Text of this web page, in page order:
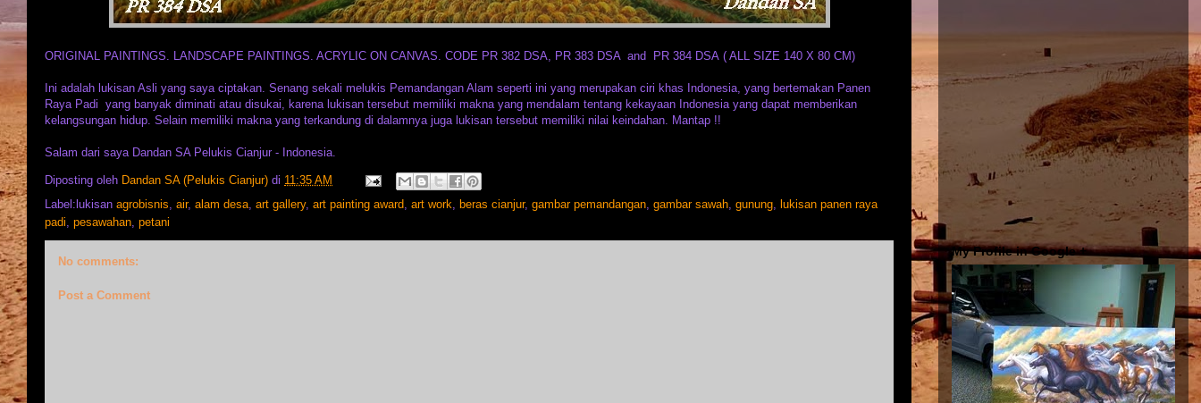
ORIGINAL PAINTINGS. LANDSCAPE PAINTINGS. ACRYLIC ON CANVAS. CODE PR 382 DSA, PR 383 DSA and PR 384 DSA ( ALL SIZE 140 X 80 CM)
Ini adalah lukisan Asli yang saya ciptakan. Senang sekali melukis Pemandangan Alam seperti ini yang merupakan ciri khas Indonesia, yang bertemakan Panen
Raya Padi yang banyak diminati atau disukai, karena lukisan tersebut memiliki makna yang mendalam tentang kekayaan Indonesia yang dapat memberikan
kelangsungan hidup. Selain memiliki makna yang terkandung di dalamnya juga lukisan tersebut memiliki nilai keindahan. Mantap !!
Salam dari saya Dandan SA Pelukis Cianjur - Indonesia.
Diposting oleh Dandan SA (Pelukis Cianjur) di 11:35 AM
Label:lukisan agrobisnis, air, alam desa, art gallery, art painting award, art work, beras cianjur, gambar pemandangan, gambar sawah, gunung, lukisan panen raya
padi, pesawahan, petani
No comments:
Post a Comment
My Profile in Google +